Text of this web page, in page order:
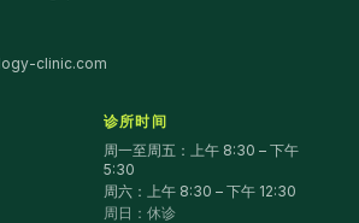
clinic.com
诊所时间
周一至周五：上午 8:30 – 下午
5:30
周六：上午 8:30 – 下午 12:30
周日：休诊